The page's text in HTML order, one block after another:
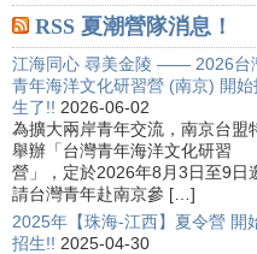
RSS 夏潮營隊消息！
江海同心 尋美金陵 —— 2026台
青年海洋文化研習營 (南京) 開始
生了!! 2026-06-02
為擴大兩岸青年交流，南京台盟
舉辦「台灣青年海洋文化研習
營」，定於2026年8月3日至9日
請台灣青年赴南京參 […]
2025年【珠海-江西】夏令營 開
招生!! 2025-04-30